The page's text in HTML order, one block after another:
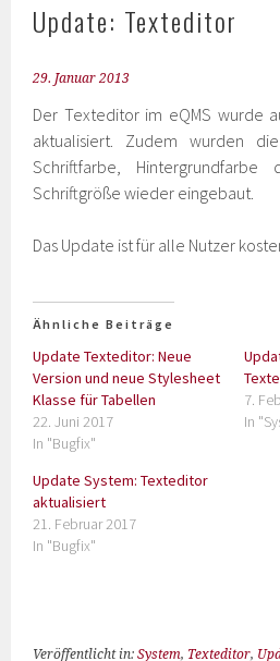
Update: Texteditor
29. Januar 2013
Der Texteditor im eQMS wurde
aktualisiert. Zudem wurden
Schriftfarbe,
Schriftgröße wieder eingebaut.
Das Update ist für alle Nutzer
Ähnliche Beiträge
Update Texteditor: Neue
Version und neue Stylesheet
Klasse für Tabellen
22. Juni 2017
In "Bugfix"
7.
In
Update System: Texteditor
aktualisiert
21. Februar 2017
In "Bugfix"
Veröffentlicht in:System, Texteditor,